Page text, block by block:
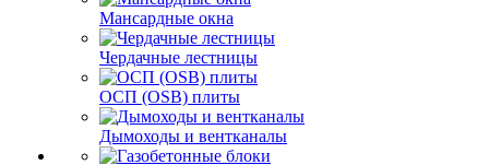
Мансардные окна
Чердачные лестницы
ОСП (OSB) плиты
Дымоходы и вентканалы